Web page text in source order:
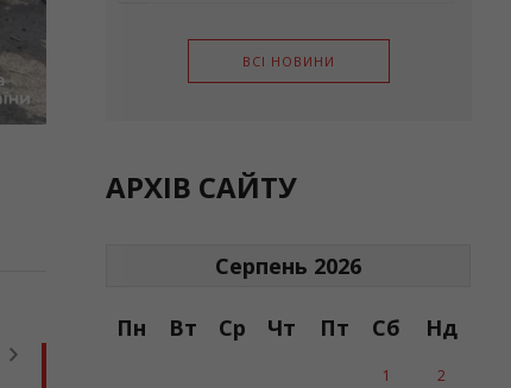
ВСІ НОВИНИ
АРХІВ САЙТУ
Серпень 2026
Пн Вт Ср Чт Пт Сб Нд
1 2